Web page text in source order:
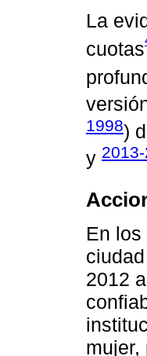
La
cuotas
1998)
y
En
2012
mujer,